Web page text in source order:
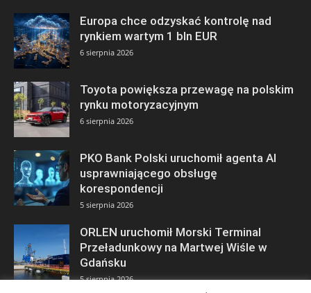
Europa chce odzyskać kontrolę nad
rynkiem wartym 1 bln EUR
6 sierpnia 2026
Toyota powiększa przewagę na polskim
rynku motoryzacyjnym
6 sierpnia 2026
PKO Bank Polski uruchomił agenta AI
usprawniającego obsługę
korespondencji
5 sierpnia 2026
ORLEN uruchomił Morski Terminal
Przeładunkowy na Martwej Wiśle w
Gdańsku
5 sierpnia 2026